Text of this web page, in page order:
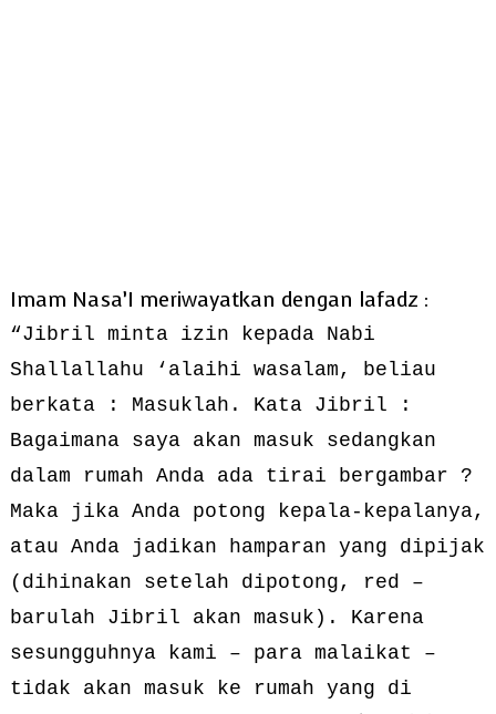
Imam Nasa’I meriwayatkan dengan lafadz :
“Jibril minta izin kepada Nabi
Shallallahu ‘alaihi wasalam, beliau
berkata : Masuklah. Kata Jibril :
Bagaimana saya akan masuk sedangkan
dalam rumah Anda ada tirai bergambar ?
Maka jika Anda potong kepala-kepalanya,
atau Anda jadikan hamparan yang dipijak
(dihinakan setelah dipotong, red –
barulah Jibril akan masuk). Karena
sesungguhnya kami – para malaikat –
tidak akan masuk ke rumah yang di